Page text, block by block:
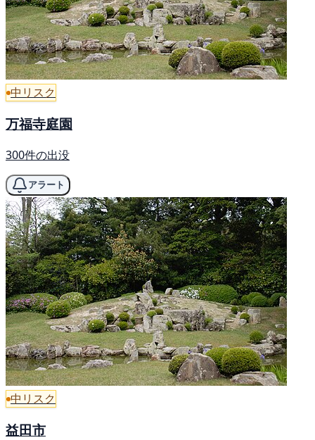
中リスク
万福寺庭園
300件の出没
アラート
中リスク
益田市